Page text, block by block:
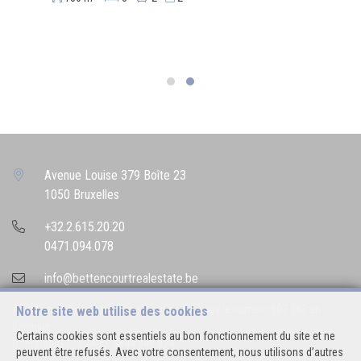
Notre site web utilise des cookies
Certains cookies sont essentiels au bon fonctionnement du site et ne
peuvent être refusés. Avec votre consentement, nous utilisons d’autres
Avenue Louise 379 Boîte 23
1050 Bruxelles
+32.2.615.20.20
0471.094.078
info@bettencourtrealestate.be
Agent immobilier intermédiaire agréé IPI sous le numéro 507.163 en
N° entreprise : TVA BE 0544.346.974